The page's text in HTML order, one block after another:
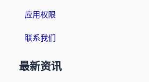
应用权限
联系我们
最新资讯